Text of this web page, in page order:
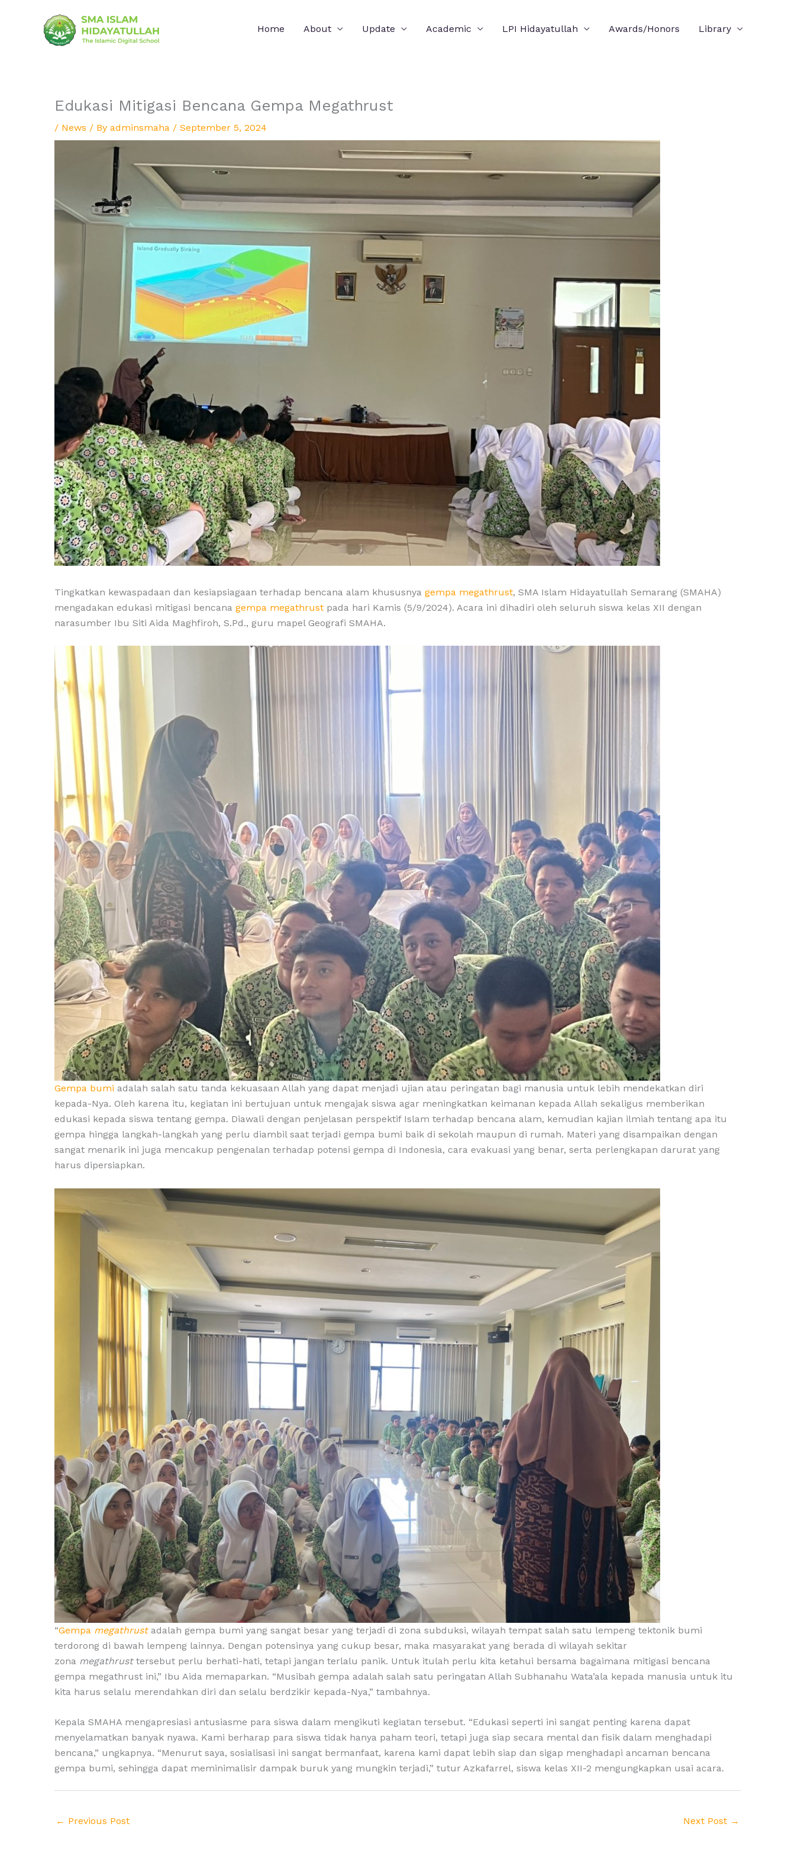
Home About Update Academic LPI Hidayatullah Awards/Honors Library
Edukasi Mitigasi Bencana Gempa Megathrust
/ News / By adminsmaha / September 5, 2024
Tingkatkan kewaspadaan dan kesiapsiagaan terhadap bencana alam khususnya gempa megathrust, SMA Islam Hidayatullah Semarang (SMAHA)
mengadakan edukasi mitigasi bencana gempa megathrust pada hari Kamis (5/9/2024). Acara ini dihadiri oleh seluruh siswa kelas XII dengan
narasumber Ibu Siti Aida Maghfiroh, S.Pd., guru mapel Geografi SMAHA.
Gempa bumi adalah salah satu tanda kekuasaan Allah yang dapat menjadi ujian atau peringatan bagi manusia untuk lebih mendekatkan diri
kepada-Nya. Oleh karena itu, kegiatan ini bertujuan untuk mengajak siswa agar meningkatkan keimanan kepada Allah sekaligus memberikan
edukasi kepada siswa tentang gempa. Diawali dengan penjelasan perspektif Islam terhadap bencana alam, kemudian kajian ilmiah tentang apa itu
gempa hingga langkah-langkah yang perlu diambil saat terjadi gempa bumi baik di sekolah maupun di rumah. Materi yang disampaikan dengan
sangat menarik ini juga mencakup pengenalan terhadap potensi gempa di Indonesia, cara evakuasi yang benar, serta perlengkapan darurat yang
harus dipersiapkan.
“Gempa megathrust adalah gempa bumi yang sangat besar yang terjadi di zona subduksi, wilayah tempat salah satu lempeng tektonik bumi
terdorong di bawah lempeng lainnya. Dengan potensinya yang cukup besar, maka masyarakat yang berada di wilayah sekitar
zona megathrusttersebut perlu berhati-hati, tetapi jangan terlalu panik. Untuk itulah perlu kita ketahui bersama bagaimana mitigasi bencana
gempa megathrust ini,” Ibu Aida memaparkan. “Musibah gempa adalah salah satu peringatan Allah Subhanahu Wata’ala kepada manusia untuk itu
kita harus selalu merendahkan diri dan selalu berdzikir kepada-Nya,” tambahnya.
Kepala SMAHA mengapresiasi antusiasme para siswa dalam mengikuti kegiatan tersebut. “Edukasi seperti ini sangat penting karena dapat
menyelamatkan banyak nyawa. Kami berharap para siswa tidak hanya paham teori, tetapi juga siap secara mental dan fisik dalam menghadapi
bencana,” ungkapnya. “Menurut saya, sosialisasi ini sangat bermanfaat, karena kami dapat lebih siap dan sigap menghadapi ancaman bencana
gempa bumi, sehingga dapat meminimalisir dampak buruk yang mungkin terjadi,” tutur Azkafarrel, siswa kelas XII-2 mengungkapkan usai acara.
← Previous Post Next Post →